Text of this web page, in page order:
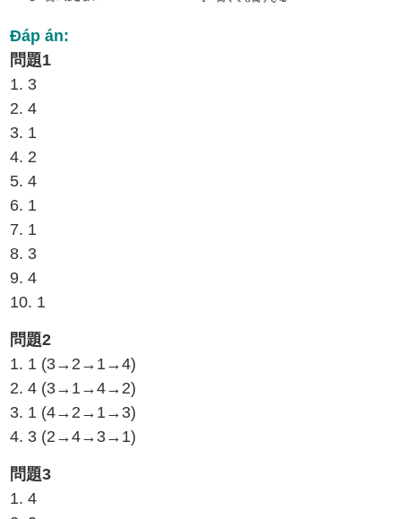
Đáp án:
問題1
1. 3
2. 4
3. 1
4. 2
5. 4
6. 1
7. 1
8. 3
9. 4
10. 1
問題2
1. 1 (3→2→1→4)
2. 4 (3→1→4→2)
3. 1 (4→2→1→3)
4. 3 (2→4→3→1)
問題3
1. 4